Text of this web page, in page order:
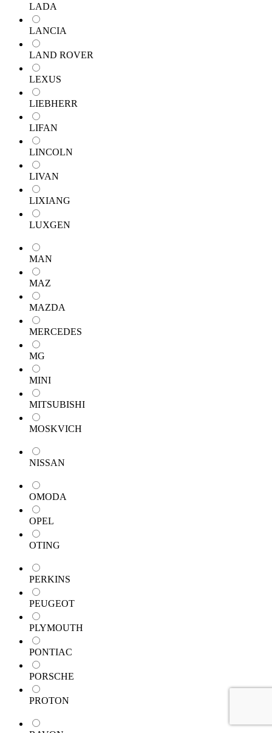
LADA
LANCIA
LAND ROVER
LEXUS
LIEBHERR
LIFAN
LINCOLN
LIVAN
LIXIANG
LUXGEN
MAN
MAZ
MAZDA
MERCEDES
MG
MINI
MITSUBISHI
MOSKVICH
NISSAN
OMODA
OPEL
OTING
PERKINS
PEUGEOT
PLYMOUTH
PONTIAC
PORSCHE
PROTON